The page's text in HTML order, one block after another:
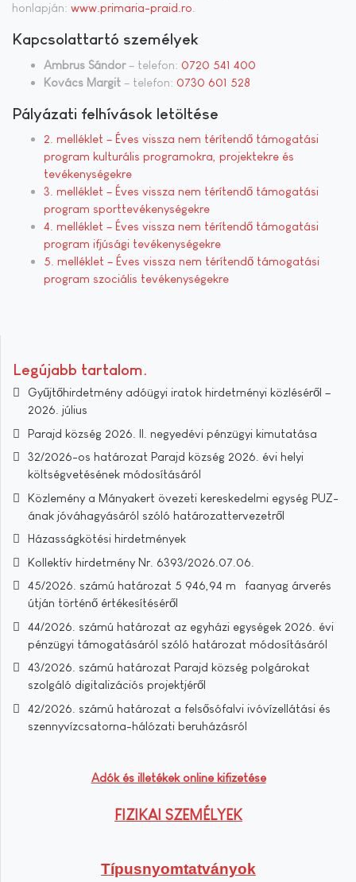
honlapján: www.primaria-praid.ro
Kapcsolattartó személyek
Ambrus Sándor– telefon: 0720 541 400
Kovács Margit – telefon: 0730 601 528
Pályázati felhívások letöltése
2. melléklet – Éves vissza nem térítendő támogatási
program kulturális programokra, projektekre és
tevékenységekre
3. melléklet – Éves vissza nem térítendő támogatási
program sporttevékenységekre
4. melléklet – Éves vissza nem térítendő támogatási
program ifjúsági tevékenységekre
5. melléklet – Éves vissza nem térítendő támogatási
program szociális tevékenységekre
Legújabb tartalom
Gyűjtőhirdetmény adóügyi iratok hirdetményi közléséről –
2026. július
Parajd község 2026. II. negyedévi pénzügyi kimutatása
32/2026-os határozat Parajd község 2026. évi helyi
költségvetésének módosításáról
Közlemény a Mányakert övezeti kereskedelmi egység PUZ-
ának jóváhagyásáról szóló határozattervezetről
Házasságkötési hirdetmények
Kollektív hirdetmény Nr. 6393/2026.07.06.
45/2026. számú határozat 5 946,94 m³ faanyag árverés
útján történő értékesítéséről
44/2026. számú határozat az egyházi egységek 2026. évi
pénzügyi támogatásáról szóló határozat módosításáról
43/2026. számú határozat Parajd község polgárokat
szolgáló digitalizációs projektjéről
42/2026. számú határozat a felsősófalvi ivóvízellátási és
szennyvízcsatorna-hálózati beruházásról
Adók és illetékek online kifizetése
FIZIKAI SZEMÉLYEK
Típusnyomtatványok